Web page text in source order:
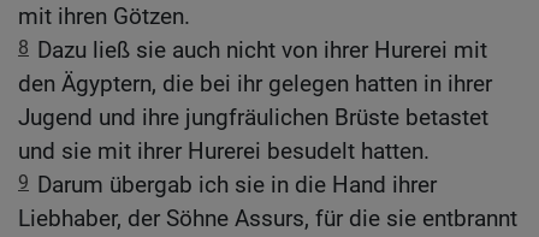
mit ihren Götzen.
8 Dazu ließ sie auch nicht von ihrer Hurerei mit
den Ägyptern, die bei ihr gelegen hatten in ihrer
Jugend und ihre jungfräulichen Brüste betastet
und sie mit ihrer Hurerei besudelt hatten.
9 Darum übergab ich sie in die Hand ihrer
Liebhaber, der Söhne Assurs, für die sie entbrannt